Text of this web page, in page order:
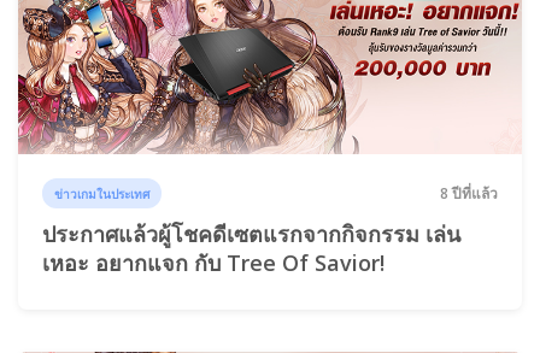
ข่าวเกมในประเทศ 8 ปีที่แล้ว
ประกาศแล้วผู้โชคดีเซตแรกจากกิจกรรม เล่น
เหอะ อยากแจก กับ Tree Of Savior!